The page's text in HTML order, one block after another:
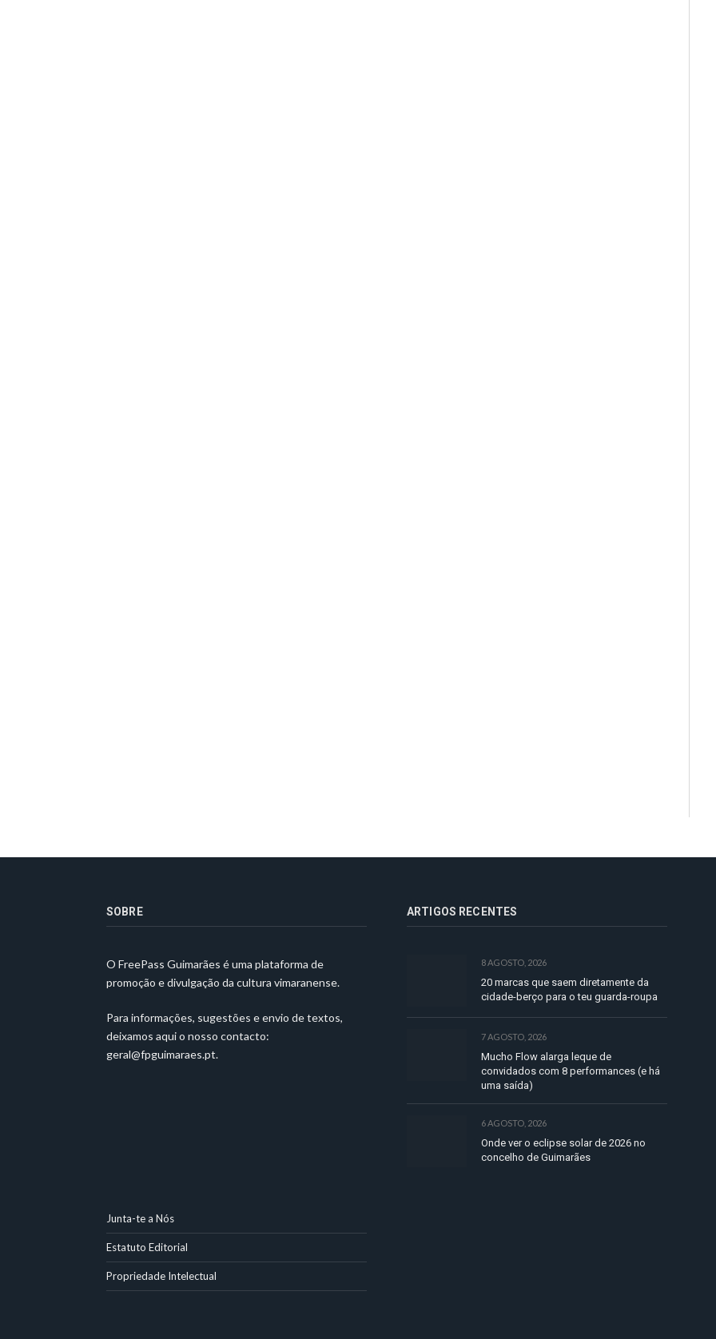
SOBRE
O FreePass Guimarães é uma plataforma de
promoção e divulgação da cultura vimaranense.
Para informações, sugestões e envio de textos,
deixamos aqui o nosso contacto:
geral@fpguimaraes.pt.
ARTIGOS RECENTES
8 AGOSTO, 2026
20 marcas que saem diretamente da
cidade-berço para o teu guarda-roupa
7 AGOSTO, 2026
Mucho Flow alarga leque de
convidados com 8 performances (e há
uma saída)
6 AGOSTO, 2026
Onde ver o eclipse solar de 2026 no
concelho de Guimarães
Junta-te a Nós
Estatuto Editorial
Propriedade Intelectual